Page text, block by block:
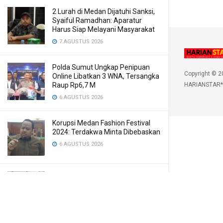
2 Lurah di Medan Dijatuhi Sanksi,
Syaiful Ramadhan: Aparatur
Harus Siap Melayani Masyarakat
7 AGUSTUS 2026
Polda Sumut Ungkap Penipuan
Online Libatkan 3 WNA, Tersangka
Raup Rp6,7 M
6 AGUSTUS 2026
Korupsi Medan Fashion Festival
2024: Terdakwa Minta Dibebaskan
6 AGUSTUS 2026
Copyright ©
HARIANSTAR*